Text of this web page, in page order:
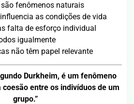
fenômenos naturais
as condições de vida
falta de esforço individual
igualmente
não têm papel relevante
Durkheim, é um fenômeno
entre os indivíduos de um
grupo.”